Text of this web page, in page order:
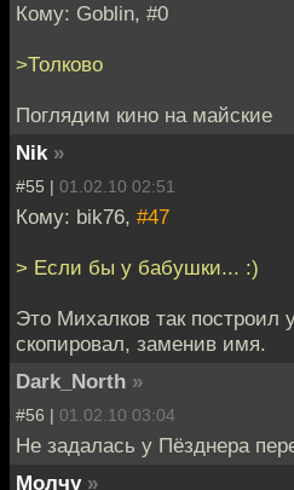
Кому: Goblin, #0
>Толково
Поглядим кино на майские
Nik »
#55 | 01.02.10 02:51
Кому: bik76, #47
> Если бы у бабушки... :)
Это Михалков так построил
скопировал, заменив имя.
Dark_North »
#56 | 01.02.10 03:04
Не задалась у Пёзднера
Молчу »